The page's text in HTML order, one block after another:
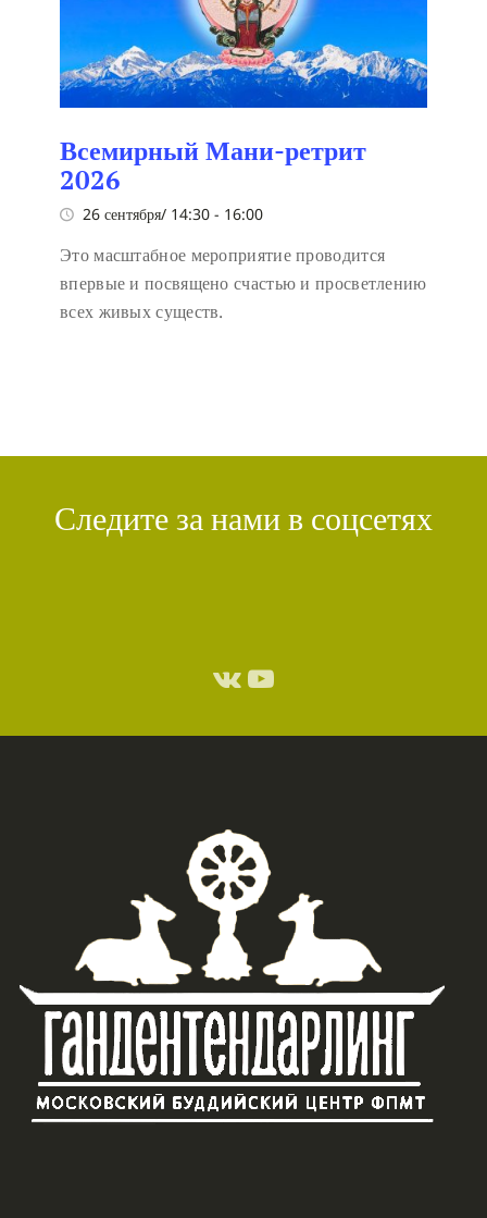
Всемирный Мани-ретрит
2026
26 сентября/ 14:30 - 16:00
Это масштабное мероприятие проводится
впервые и посвящено счастью и просветлению
всех живых существ.
Следите за нами в соцсетях